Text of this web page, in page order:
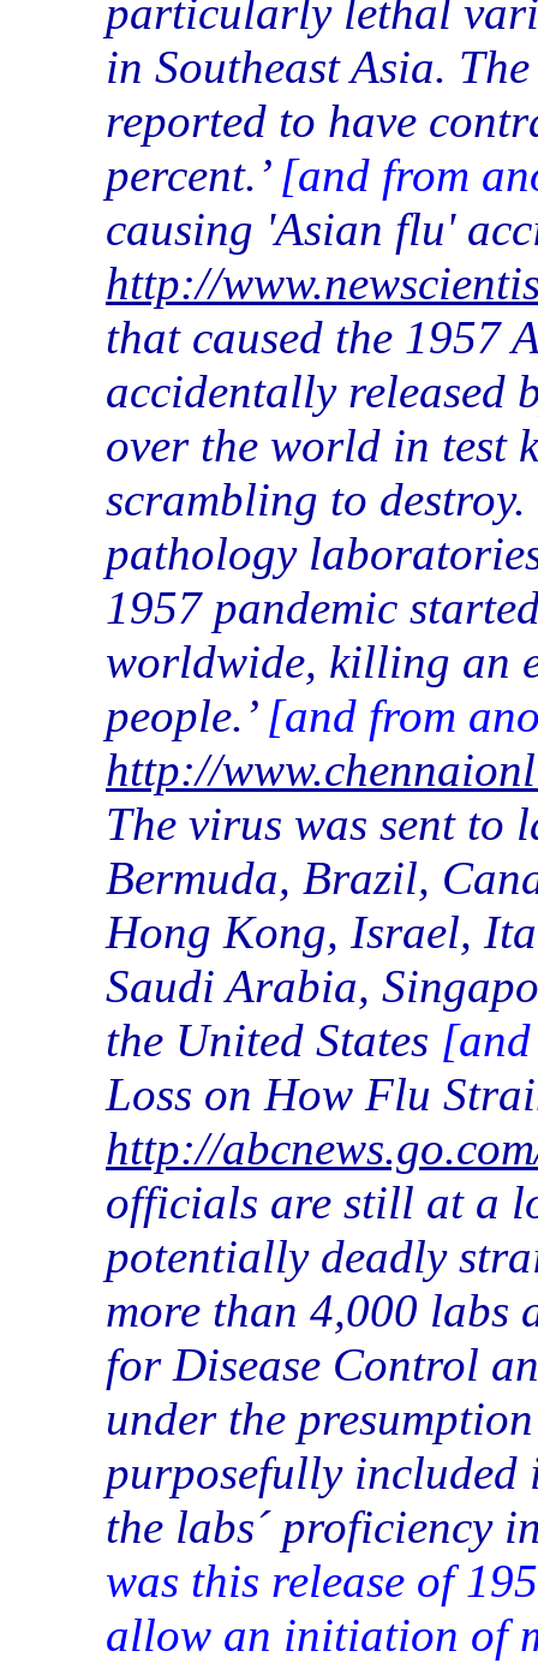
particularly lethal
in Southeast Asia.
reported to have
percent.’ [and from
causing 'Asian flu'
http://
that caused the 1957
accidentally released
over the world in test
scrambling to
pathology
1957 pandemic
worldwide, killing an
people.’ [and from
http://
The virus was sent to
Bermuda, Brazil,
Hong Kong, Israel,
Saudi Arabia,
the United States
Loss on How Flu
http://
officials are still at a
potentially deadly
more than 4,000 labs
for Disease Control
under the
purposefully included
the labs´ proficiency
was this release of
allow an initiation of